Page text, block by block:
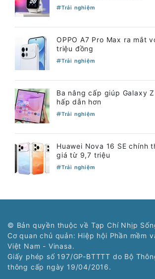
Trải nghiệm
OPPO A7 Pro Max ra mắt
triệu đồng
Trải nghiệm
Ba nâng cấp giúp Galaxy
hấp dẫn hơn
Trải nghiệm
Huawei Nova 16 SE chính
giá từ 9,7 triệu
Trải nghiệm
© Bản quyền thuộc về Tạp Chí Nhịp
Cơ quan chủ quản: Hiệp hội Phần mềm
Việt Nam - Vinasa.
Giấy phép số 197/GP-BTTTT do Bộ
thông cấp ngày 19/04/2016.